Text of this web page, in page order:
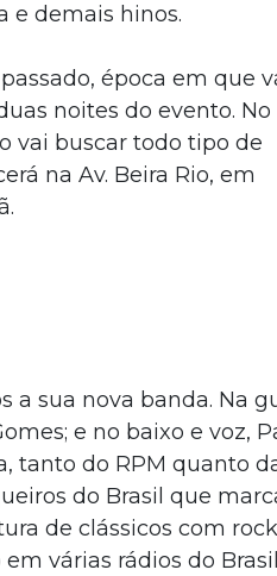
e demais hinos.
época em que
noites do evento. No
vai buscar todo tipo de
na Av. Beira Rio, em
a sua nova banda. Na
e no baixo e voz,
tanto do RPM quanto
do Brasil que
de clássicos com
várias rádios do